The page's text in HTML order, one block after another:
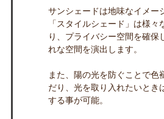
サンシェードは地味なイメー
「スタイルシェード」は様々
り、プライバシー空間を確保
れな空間を演出します。
また、陽の光を防ぐことで色
だり、光を取り入れたいとき
する事が可能。